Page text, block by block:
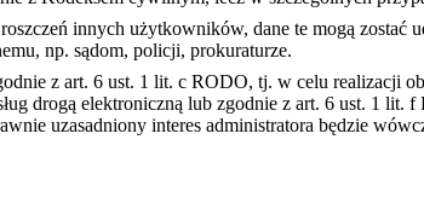
innych użytkowników, dane te mogą
np. sądom, policji, prokuraturze.
z art. 6 ust. 1 lit. c RODO, tj. w celu realizacji
drogą elektroniczną lub zgodnie z art. 6 ust. 1
uzasadniony interes administratora będzie